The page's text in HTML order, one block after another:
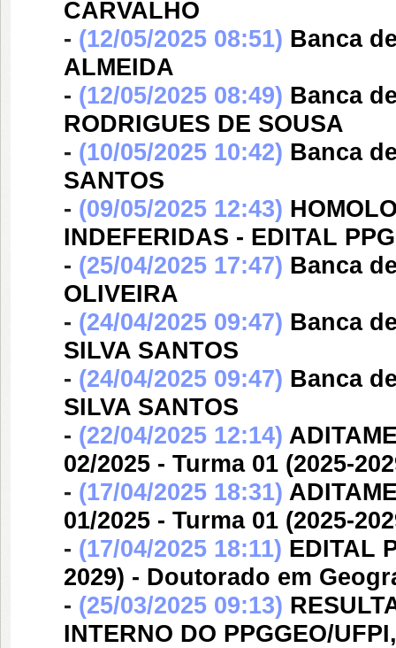
CARVALHO
- (12/05/2025 08:51) Banca
ALMEIDA
- (12/05/2025 08:49) Banca
RODRIGUES DE SOUSA
- (10/05/2025 10:42) Banca
SANTOS
- (09/05/2025 12:43)
INDEFERIDAS - EDITAL
- (25/04/2025 17:47) Banca
OLIVEIRA
- (24/04/2025 09:47) Banca
SILVA SANTOS
- (24/04/2025 09:47) Banca
SILVA SANTOS
- (22/04/2025 12:14)
02/2025 - Turma 01 (2025-
- (17/04/2025 18:31)
01/2025 - Turma 01 (2025-
- (17/04/2025 18:11) EDITAL
2029) - Doutorado em
- (25/03/2025 09:13)
INTERNO DO PPGGEO/